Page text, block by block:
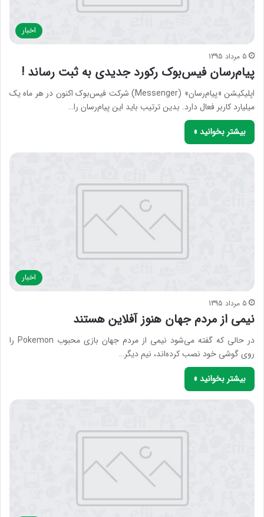
اخبار
5 مرداد 1395
پیام‌رسان فیس‌بوک رکورد جدیدی به ثبت رساند !
اپلیکیشن «پیام‌رسان» (Messenger) شرکت فیس‌بوک اکنون در هر ماه یک
میلیارد کاربر فعال دارد. بدین ترتیب باید این پیام‌رسان را…
بیشتر بخوانید »
اخبار
5 مرداد 1395
نیمی از مردم جهان هنوز آفلاین هستند
در حالی که گفته می‌شود نیمی از مردم جهان بازی محبوب Pokemon را
روی گوشی خود نصب کرده‌اند، نیم دیگر…
بیشتر بخوانید »